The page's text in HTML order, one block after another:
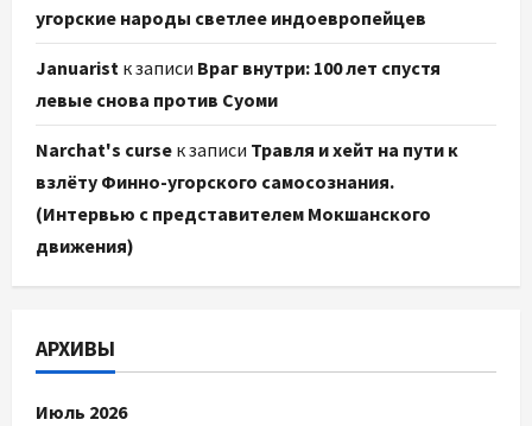
угорские народы светлее индоевропейцев
Januarist к записи Враг внутри: 100 лет спустя
левые снова против Суоми
Narchat's curse к записи Травля и хейт на пути к
взлёту Финно-угорского самосознания.
(Интервью с представителем Мокшанского
движения)
АРХИВЫ
Июль 2026